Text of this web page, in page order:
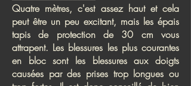
Quatre mètres, c'est assez haut et cela
peut être un peu excitant, mais les épais
tapis de protection de 30 cm vous
attrapent. Les blessures les plus courantes
en bloc sont les blessures aux doigts
causées par des prises trop longues ou